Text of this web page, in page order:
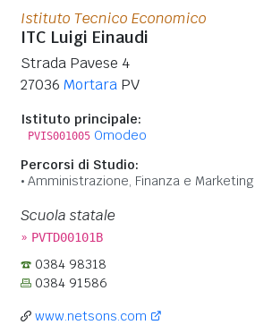
Istituto Tecnico Economico
ITC Luigi Einaudi
Strada Pavese 4
27036 Mortara PV
Istituto principale:
PVIS001005 Omodeo
Percorsi di Studio:
Amministrazione, Finanza e Marketing
Scuola statale
» PVTD00101B
0384 98318
0384 91586
www.netsons.com